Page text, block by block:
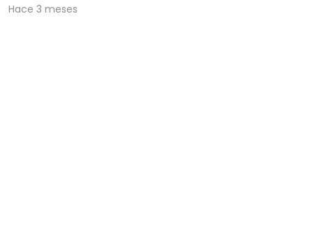
Hace 3 meses